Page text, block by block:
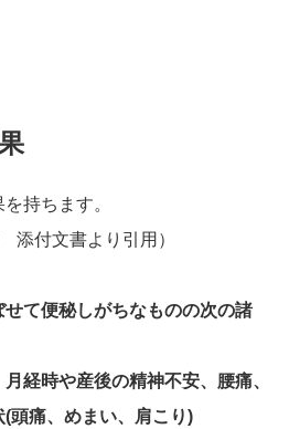
持ちます。
添付文書より引用）
て便秘しがちなものの次の諸
経時や産後の精神不安、腰痛、
頭痛、めまい、肩こり)